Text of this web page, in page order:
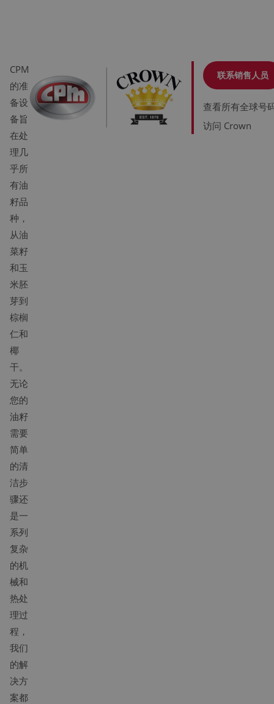
CPM
的准
备设
备旨
在处
理几
乎所
有油
籽品
种，
从油
菜籽
和玉
米胚
芽到
棕榈
仁和
椰
干。
无论
您的
油籽
需要
简单
的清
洁步
骤还
是一
系列
复杂
的机
械和
热处
理过
程，
我们
的解
决方
案都
联系销售人员
查看所有全球号
访问 Crown